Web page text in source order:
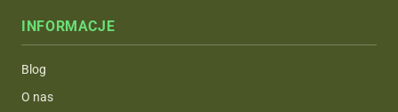
INFORMACJE
Blog
O nas